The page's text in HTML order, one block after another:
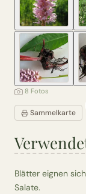
8 Fotos
Sammelkarte
Blätter eignen
Salate.